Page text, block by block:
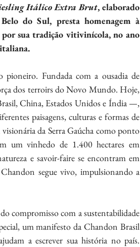
Itálico Extra Brut, elaborado
do Sul, presta homenagem à
sua tradição vitivinícola, no ano
Fundada com a ousadia de
dos terroirs do Novo Mundo. Hoje,
China, Estados Unidos e Índia —,
paisagens, culturas e formas de
da Serra Gaúcha como ponto
um vinhedo de 1.400 hectares em
e savoir-faire se encontram em
segue vivo, impulsionando a
compromisso com a sustentabilidade
um manifesto da Chandon Brasil
a escrever sua história no país.